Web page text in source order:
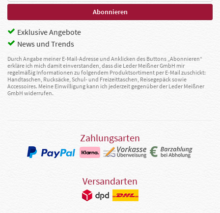
Exklusive Angebote
News und Trends
Durch Angabe meiner E-Mail-Adresse und Anklicken des Buttons „Abonnieren“
erkläre ich mich damit einverstanden, dass die Leder Meißner GmbH mir
regelmäßig Informationen zu folgendem Produktsortiment per E-Mail zuschickt:
Handtaschen, Rucksäcke, Schul- und Freizeittaschen, Reisegepäck sowie
Accessoires. Meine Einwilligung kann ich jederzeit gegenüber der Leder Meißner
GmbH widerrufen.
Zahlungsarten
Versandarten